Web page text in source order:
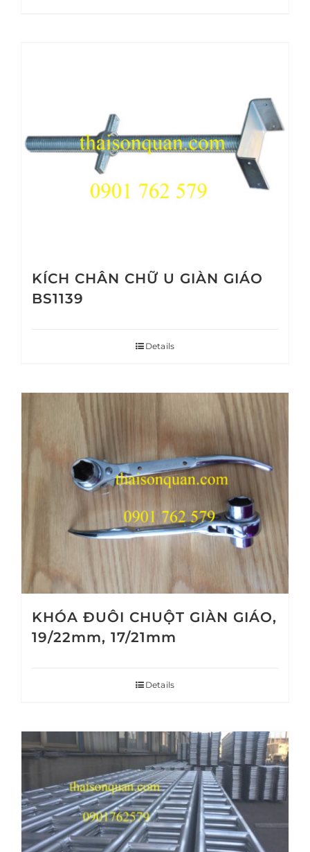
KÍCH CHÂN CHỮ U GIÀN GIÁO
BS1139
Details
KHÓA ĐUÔI CHUỘT GIÀN GIÁO,
19/22mm, 17/21mm
Details